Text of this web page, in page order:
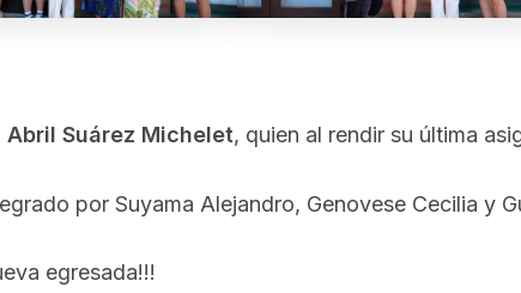
Abril Suárez Michelet, quien al rendir su última
por Suyama Alejandro, Genovese Cecilia y
egresada!!!